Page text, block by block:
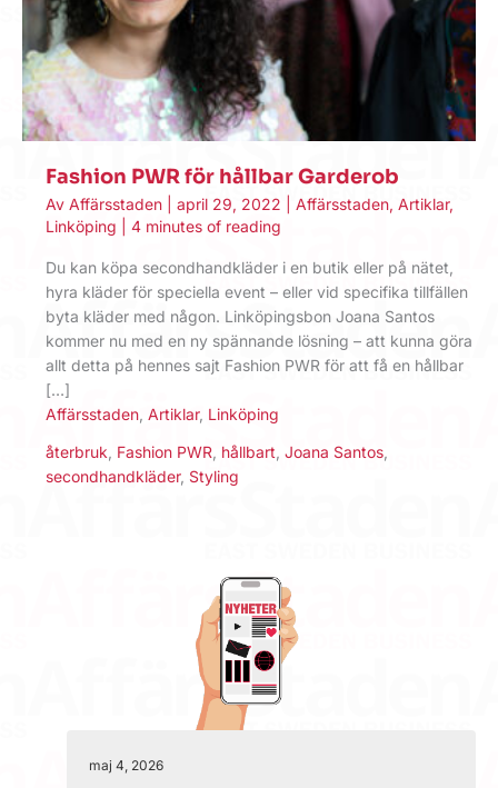
Fashion PWR för hållbar Garderob
Av Affärsstaden april 29, 2022 Affärsstaden, Artiklar,
Linköping
4 minutes of reading
Du kan köpa secondhandkläder i en butik eller på nätet,
hyra kläder för speciella event – eller vid specifika tillfällen
byta kläder med någon. Linköpingsbon Joana Santos
kommer nu med en ny spännande lösning – att kunna göra
allt detta på hennes sajt Fashion PWR för att få en hållbar
[…]
Affärsstaden Artiklar, Linköping
återbruk Fashion PWR hållbart Joana Santos
secondhandkläder, Styling
maj 4, 2026